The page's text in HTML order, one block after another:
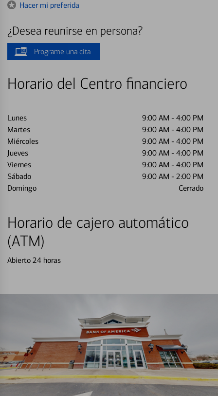
Hacer mi preferida
¿Desea reunirse en persona?
Programe una cita
Horario del Centro financiero
Lunes 9:00 AM - 4:00 PM
Martes
9:00 AM - 4:00 PM
Miércoles
9:00 AM - 4:00 PM
Jueves
9:00 AM - 4:00 PM
Viernes
9:00 AM - 4:00 PM
Sábado
9:00 AM - 2:00 PM
Domingo
Cerrado
Horario de cajero automático
(ATM)
Abierto 24 horas